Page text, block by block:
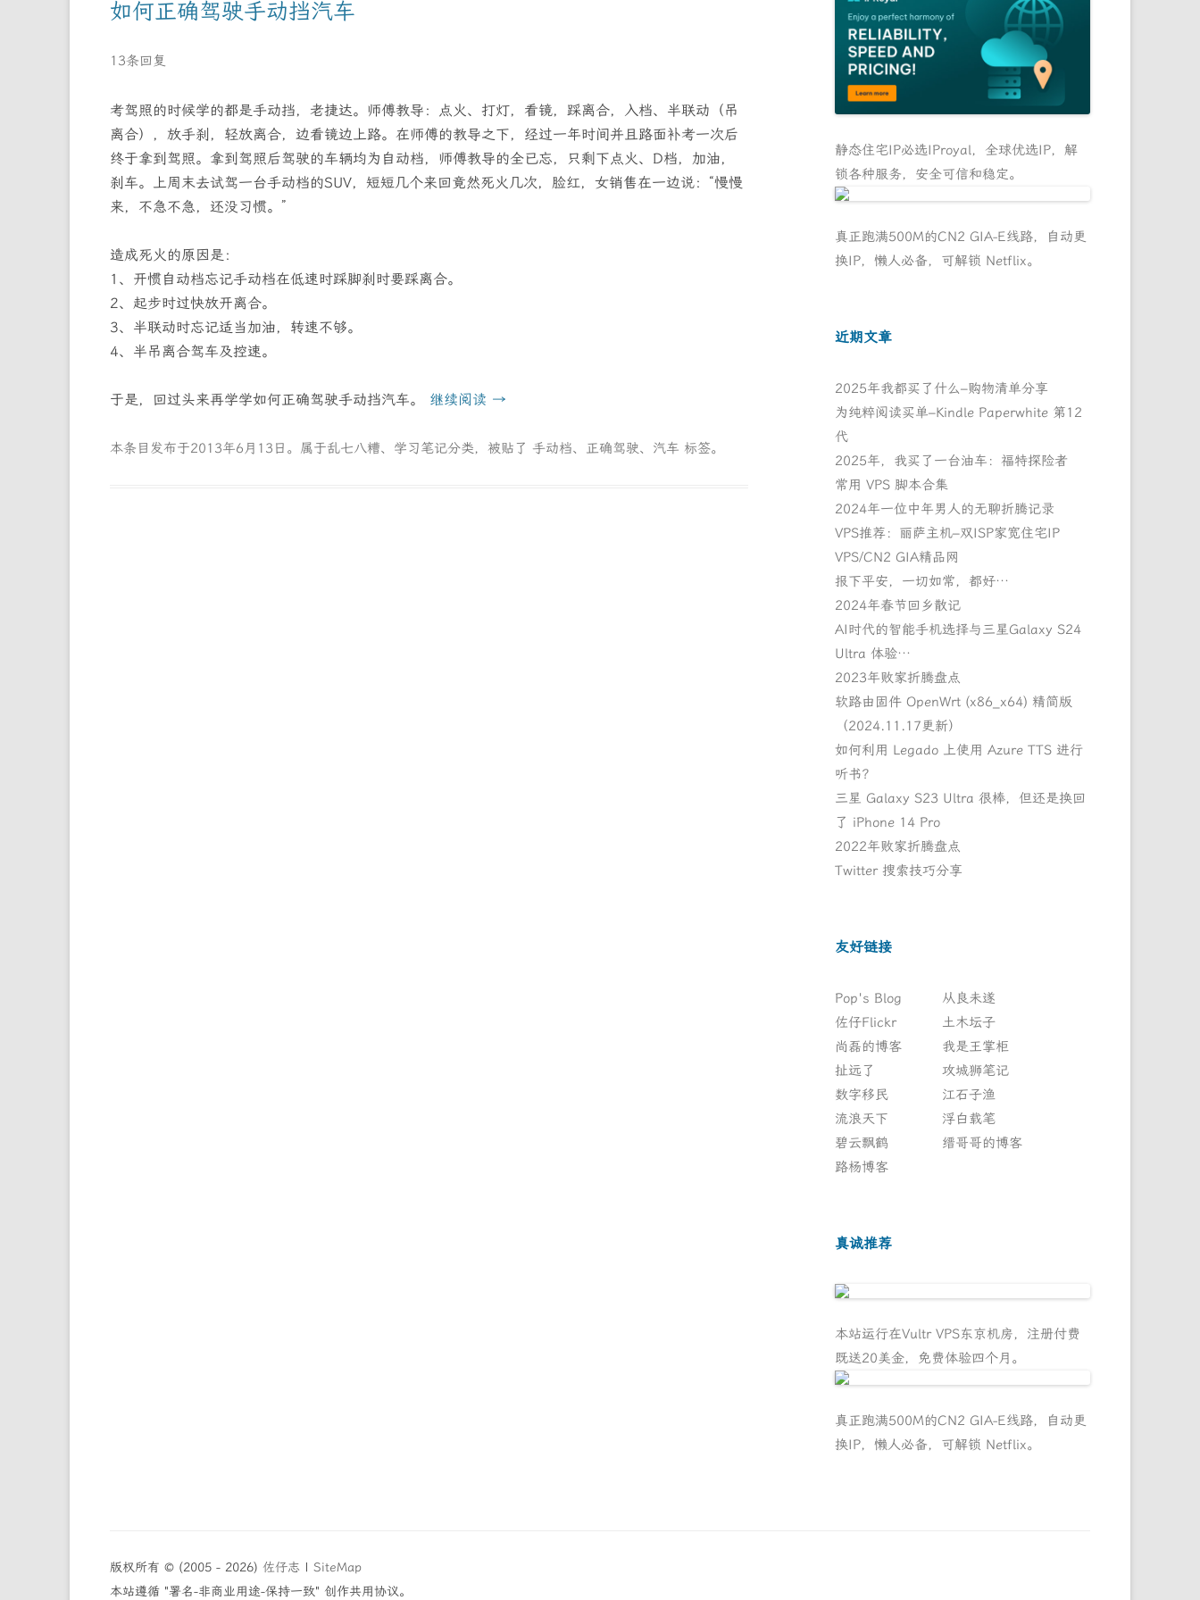
如何正确驾驶手动挡汽车
13条回复
考驾照的时候学的都是手动挡，老捷达。师傅教导：点火、打灯，看镜，踩离合，入档、半联动（吊
离合），放手刹，轻放离合，边看镜边上路。在师傅的教导之下，经过一年时间并且路面补考一次后
终于拿到驾照。拿到驾照后驾驶的车辆均为自动档，师傅教导的全已忘，只剩下点火、D档，加油，
刹车。上周末去试驾一台手动档的SUV，短短几个来回竟然死火几次，脸红，女销售在一边说：“慢慢
来，不急不急，还没习惯。”
造成死火的原因是：
1、开惯自动档忘记手动档在低速时踩脚刹时要踩离合。
2、起步时过快放开离合。
3、半联动时忘记适当加油，转速不够。
4、半吊离合驾车及控速。
于是，回过头来再学学如何正确驾驶手动挡汽车。 继续阅读 →
本条目发布于2013年6月13日 。属于乱七八糟、 学习笔记分类，被贴了手动档、 正确驾驶、 汽车 标签。
静态住宅IP必选IProyal，全球优选IP，解
锁各种服务，安全可信和稳定。
真正跑满500M的CN2 GIA-E线路，自动更
换IP，懒人必备，可解锁 Netflix。
近期文章
2025年我都买了什么–购物清单分享
为纯粹阅读买单–Kindle Paperwhite 第12
代
2025年，我买了一台油车：福特探险者
常用 VPS 脚本合集
2024年一位中年男人的无聊折腾记录
VPS推荐：丽萨主机–双ISP家宽住宅IP
VPS/CN2 GIA精品网
报下平安，一切如常，都好…
2024年春节回乡散记
AI时代的智能手机选择与三星Galaxy S24
Ultra 体验…
2023年败家折腾盘点
软路由固件 OpenWrt (x86_x64) 精简版
（2024.11.17更新）
如何利用 Legado 上使用 Azure TTS 进行
听书？
三星 Galaxy S23 Ultra 很棒，但还是换回
了 iPhone 14 Pro
2022年败家折腾盘点
Twitter 搜索技巧分享
友好链接
Pop's Blog
从良未遂
佐仔Flickr
土木坛子
尚磊的博客
我是王掌柜
扯远了
攻城狮笔记
数字移民
江石子渔
流浪天下
浮白载笔
碧云飘鹤
缙哥哥的博客
路杨博客
真诚推荐
本站运行在Vultr VPS东京机房，注册付费
既送20美金，免费体验四个月。
真正跑满500M的CN2 GIA-E线路，自动更
换IP，懒人必备，可解锁 Netflix。
版权所有 © (2005 - 2026)佐仔志 |SiteMap
本站遵循 "署名-非商业用途-保持一致" 创作共用协议。